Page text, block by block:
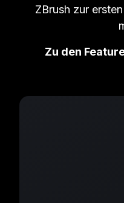
ZBrush zur
Zu den